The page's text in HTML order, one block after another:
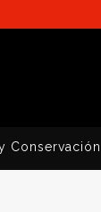
Conservación